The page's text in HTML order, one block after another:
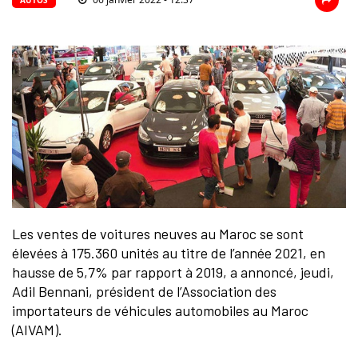
Les ventes de voitures neuves au Maroc se sont
élevées à 175.360 unités au titre de l’année 2021, en
hausse de 5,7% par rapport à 2019, a annoncé, jeudi,
Adil Bennani, président de l’Association des
importateurs de véhicules automobiles au Maroc
(AIVAM).